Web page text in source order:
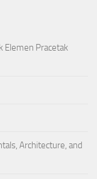
Elemen Pracetak
Architecture, and